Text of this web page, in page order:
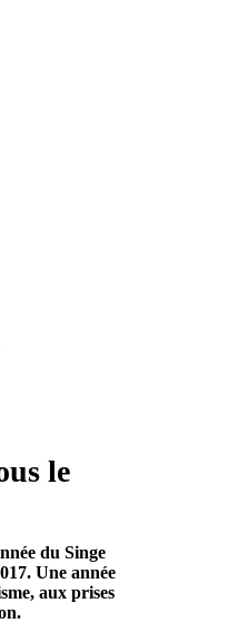
le
du Singe
Une année
aux prises